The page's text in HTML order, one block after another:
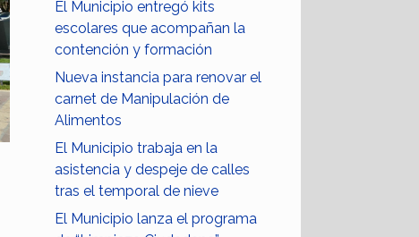
El Municipio entregó kits
escolares que acompañan la
contención y formación
Nueva instancia para renovar el
carnet de Manipulación de
Alimentos
El Municipio trabaja en la
asistencia y despeje de calles
tras el temporal de nieve
El Municipio lanza el programa